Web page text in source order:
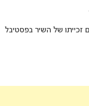
זכייתו של השיר בפסטיבל